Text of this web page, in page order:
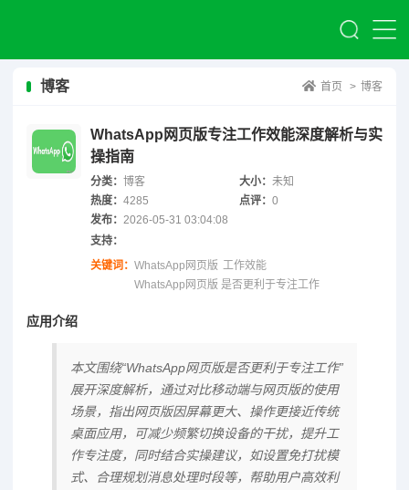
博客 首页 > 博客
WhatsApp网页版专注工作效能深度解析与实
操指南
分类： 博客 大小：未知
热度： 4285 点评：0
发布： 2026-05-31 03:04:08
支持：
关键词： WhatsApp网页版 工作效能
WhatsApp网页版 是否更利于专注工作
应用介绍
本文围绕“WhatsApp网页版是否更利于专注工作”
展开深度解析，通过对比移动端与网页版的使用
场景，指出网页版因屏幕更大、操作更接近传统
桌面应用，可减少频繁切换设备的干扰，提升工
作专注度，同时结合实操建议，如设置免打扰模
式、合理规划消息处理时段等，帮助用户高效利